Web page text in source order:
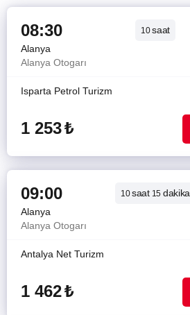
08:30 10saat
Alanya
Alanya Otogarı
Isparta Petrol Turizm
1 253₺
09:00 10saat15 dakika
Alanya
Alanya Otogarı
Antalya Net Turizm
1 462₺